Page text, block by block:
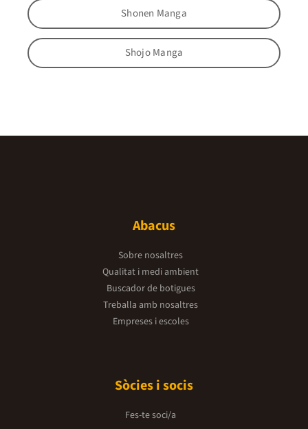
Shonen Manga
Shojo Manga
Abacus
Sobre nosaltres
Qualitat i medi ambient
Buscador de botigues
Treballa amb nosaltres
Empreses i escoles
Sòcies i socis
Fes-te soci/a